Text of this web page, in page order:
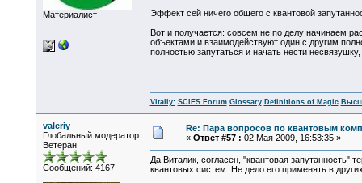
Материалист
Эффект сей ничего общего с квантовой
Вот и получается: совсем не по делу начинаем
объектами и взаимодействуют один с другим
полностью запутаться и начать нести
Vitaliy: SCIES Forum Glossary Definitions of Magic
valeriy
Глобальный модератор
Ветеран
Сообщений: 4167
Re: Пара вопросов по квантовым
« Ответ #57 : 02 Мая 2009, 16:53:35 »
Да Виталик, согласен, "квантовая запутанность"
квантовых систем. Не дело его применять в